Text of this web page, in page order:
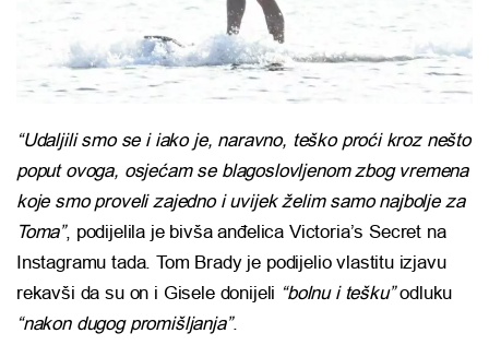
“Udaljili smo se i iako je, naravno, teško proći kroz nešto
poput ovoga, osjećam se blagoslovljenom zbog vremena
koje smo proveli zajedno i uvijek želim samo najbolje za
Toma”, podijelila je bivša anđelica Victoria’s Secret na
Instagramu tada. Tom Brady je podijelio vlastitu izjavu
rekavši da su on i Gisele donijeli “bolnu i tešku”odluku
“nakon dugog promišljanja”.